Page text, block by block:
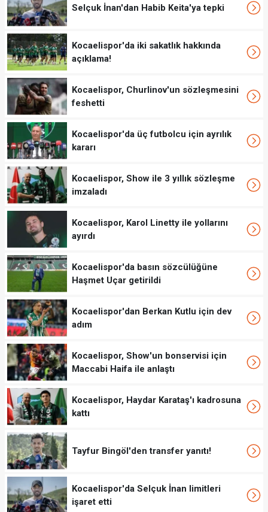
Selçuk İnan'dan Habib Keita'ya tepki
Kocaelispor'da iki sakatlık hakkında
açıklama!
Kocaelispor, Churlinov'un sözleşmesini
feshetti
Kocaelispor'da üç futbolcu için ayrılık
kararı
Kocaelispor, Show ile 3 yıllık sözleşme
imzaladı
Kocaelispor, Karol Linetty ile yollarını
ayırdı
Kocaelispor'da basın sözcülüğüne
Haşmet Uçar getirildi
Kocaelispor'dan Berkan Kutlu için dev
adım
Kocaelispor, Show'un bonservisi için
Maccabi Haifa ile anlaştı
Kocaelispor, Haydar Karataş'ı kadrosuna
kattı
Tayfur Bingöl'den transfer yanıtı!
Kocaelispor'da Selçuk İnan limitleri
işaret etti